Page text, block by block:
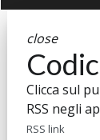
close
Clicca sul
RSS negli
RSS link